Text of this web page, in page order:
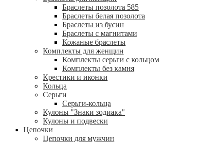
Браслеты позолота 585
Браслеты белая позолота
Браслеты из бусин
Браслеты с магнитами
Кожаные браслеты
Комплекты для женщин
Комплекты серьги с кольцом
Комплекты без камня
Крестики и иконки
Кольца
Серьги
Серьги-кольца
Кулоны "Знаки зодиака"
Кулоны и подвески
Цепочки
Цепочки для мужчин